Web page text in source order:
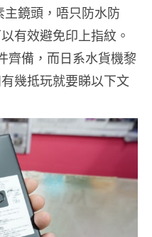
鏡頭，唔只防水防
有效避免印上指紋。
齊備，而日系水貨機黎
幾抵玩就要睇以下文